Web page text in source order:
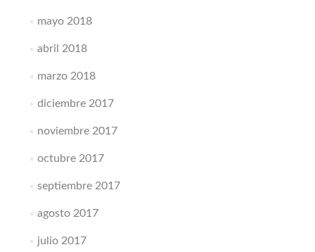
mayo 2018
abril 2018
marzo 2018
diciembre 2017
noviembre 2017
octubre 2017
septiembre 2017
agosto 2017
julio 2017